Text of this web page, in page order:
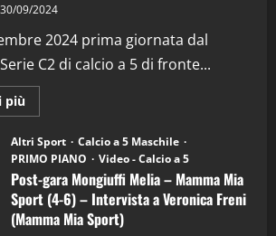
30/09/2024
2024 prima giornata dal
C2 di calcio a 5 di fronte...
più
informazioni
Post-
gara
Mongiuffi
Melia
–
Mamma
Mia
Sport
Altri Sport
Calcio a 5 Maschile
PRIMO PIANO
Video - Calcio a 5
Post-gara Mongiuffi Melia – Mamma Mia
Sport (4-6) – Intervista a Veronica Freni
(Mamma Mia Sport)
“SportEmpire” in Podcast: 29^ Puntata
(Martedi 28 Aprile 2026)
28/04/2026
"SportEmpire" in Podcast
“SportEmpire” in Podcast: 28^ Puntata
(Martedi 21 Aprile 2026)
21/04/2026